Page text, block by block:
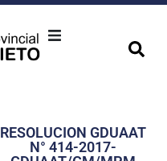
Transparencia
RESOLUCION GDUAAT
N° 414-2017-